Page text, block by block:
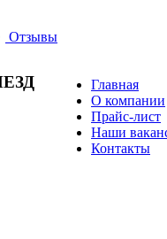
Отзывы
Главная
О компании
Прайс-лист
Наши
Контакты